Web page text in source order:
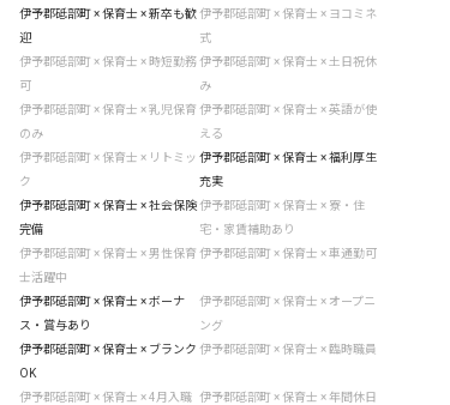
伊予郡砥部町 × 保育士 × 新卒も歓
迎
伊予郡砥部町 × 保育士 × ヨコミネ
式
伊予郡砥部町 × 保育士 × 時短勤務
可
伊予郡砥部町 × 保育士 × 土日祝休
み
伊予郡砥部町 × 保育士 × 乳児保育
のみ
伊予郡砥部町 × 保育士 × 英語が使
える
伊予郡砥部町 × 保育士 × リトミッ
ク
伊予郡砥部町 × 保育士 × 福利厚生
充実
伊予郡砥部町 × 保育士 × 社会保険
完備
伊予郡砥部町 × 保育士 × 寮・住
宅・家賃補助あり
伊予郡砥部町 × 保育士 × 男性保育
士活躍中
伊予郡砥部町 × 保育士 × 車通勤可
伊予郡砥部町 × 保育士 × ボーナ
ス・賞与あり
伊予郡砥部町 × 保育士 × オープニ
ング
伊予郡砥部町 × 保育士 × ブランク
OK
伊予郡砥部町 × 保育士 × 臨時職員
伊予郡砥部町 × 保育士 × 4月入職 伊予郡砥部町 × 保育士 × 年間休日